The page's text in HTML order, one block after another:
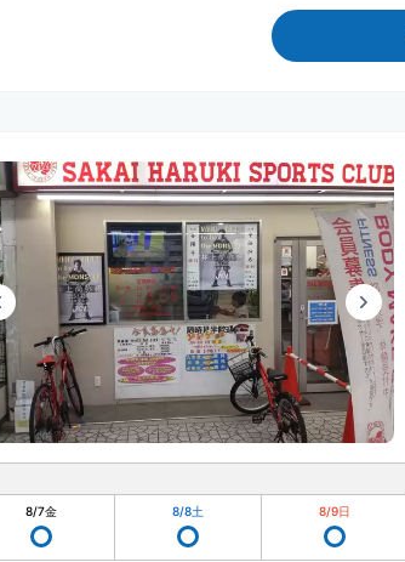
8/7金 8/8土 8/9日